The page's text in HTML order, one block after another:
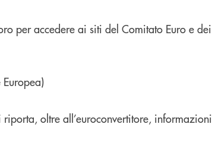
per accedere ai siti del Comitato Euro e
riporta, oltre all’euroconvertitore,